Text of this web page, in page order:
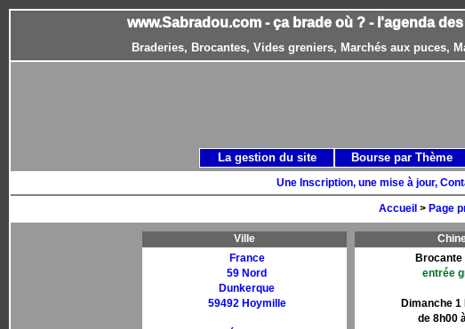
www.Sabradou.com - ça brade où ? - l'agenda
Braderies, Brocantes, Vides greniers, Marchés aux puces,
Une Inscription, une mise à jour,
Accueil > Page
Ville
France
59 Nord
Dunkerque
59492 Hoymille
Brocante
entrée
Dimanche 1
de 8h00
La gestion du site Bourse par Thème